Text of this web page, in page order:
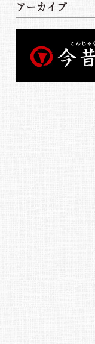
アーカイブ